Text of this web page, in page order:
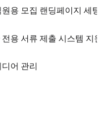
용 모집 랜딩페이지 세팅
용 서류 제출 시스템 지
어 관리